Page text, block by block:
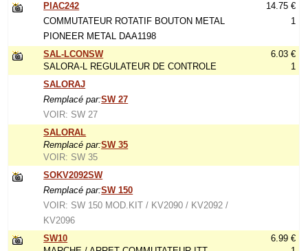
PIAC242
COMMUTATEUR ROTATIF BOUTON METAL
PIONEER METAL DAA1198
14.75 €
1
SAL-LCONSW
SALORA-L REGULATEUR DE CONTROLE
6.03 €
1
SALORAJ
Remplacé par:SW 27
VOIR: SW 27
SALORAL
Remplacé par:SW 35
VOIR: SW 35
SOKV2092SW
Remplacé par:SW 150
VOIR: SW 150 MOD.KIT / KV2090 / KV2092 /
KV2096
SW10
6.99 €